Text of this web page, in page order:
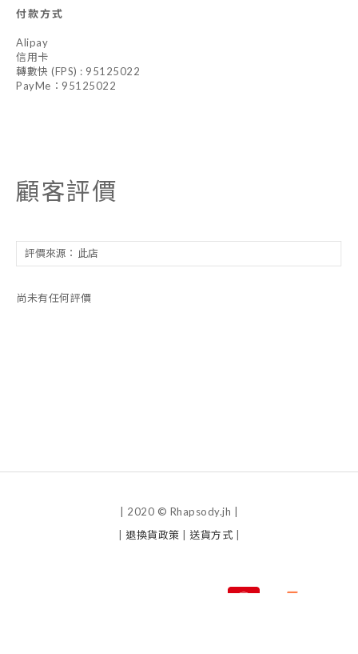
付款方式
Alipay
信用卡
轉數快 (FPS) : 95125022
PayMe：95125022
顧客評價
尚未有任何評價
| 2020 © Rhapsody.jh |
退換貨政策 送貨方式